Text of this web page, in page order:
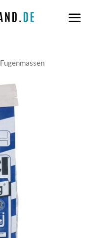
Fugenmassen